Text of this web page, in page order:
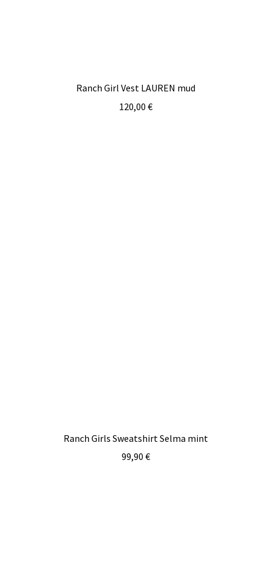
Ranch Girl Vest LAUREN mud
120,00 €
Ranch Girls Sweatshirt Selma mint
99,90 €